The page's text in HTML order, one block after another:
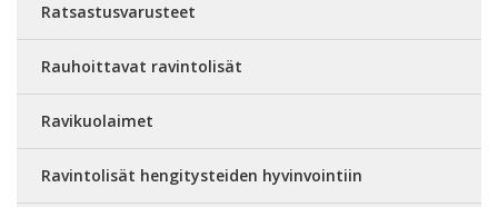
Ratsastusvarusteet
Rauhoittavat ravintolisät
Ravikuolaimet
Ravintolisät hengitysteiden hyvinvointiin